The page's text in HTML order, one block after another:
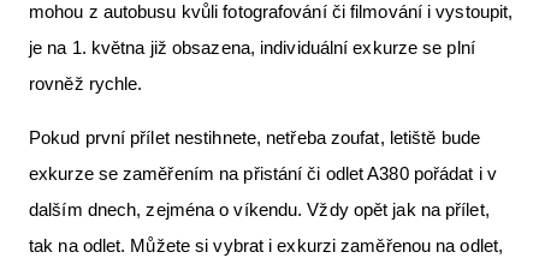
mohou z autobusu kvůli fotografování či filmování i vystoupit,
je na 1. května již obsazena, individuální exkurze se plní
rovněž rychle.
Pokud první přílet nestihnete, netřeba zoufat, letiště bude
exkurze se zaměřením na přistání či odlet A380 pořádat i v
dalším dnech, zejména o víkendu. Vždy opět jak na přílet,
tak na odlet. Můžete si vybrat i exkurzi zaměřenou na odlet,